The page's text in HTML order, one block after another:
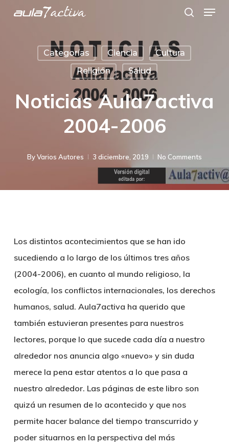
Menu
Categorías Ciencia
Cultura
Religión
Salud
Noticias Aula7activa
2004-2006
ByVarios Autores 3 diciembre, 2019 No Comments
Los distintos acontecimientos que se han ido
sucediendo a lo largo de los últimos tres años
(2004-2006), en cuanto al mundo religioso, la
ecología, los conflictos internacionales, los derechos
humanos, salud. Aula7activa ha querido que
también estuvieran presentes para nuestros
lectores, porque lo que sucede cada día a nuestro
alrededor nos anuncia algo «nuevo» y sin duda
merece la pena estar atentos a lo que pasa a
nuestro alrededor. Las páginas de este libro son
quizá un resumen de lo acontecido y que nos
permite hacer balance del tiempo transcurrido y
poder situarnos en la perspectiva del más